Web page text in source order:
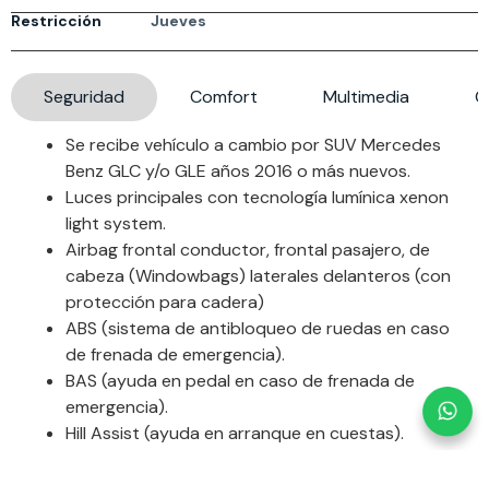
Restricción
Jueves
Seguridad Comfort Multimedia
Se recibe vehículo a cambio por SUV Mercedes
Benz GLC y/o GLE años 2016 o más nuevos.
Luces principales con tecnología lumínica xenon
light system.
Airbag frontal conductor, frontal pasajero, de
cabeza (Windowbags) laterales delanteros (con
protección para cadera)
ABS (sistema de antibloqueo de ruedas en caso
de frenada de emergencia).
BAS (ayuda en pedal en caso de frenada de
emergencia).
Hill Assist (ayuda en arranque en cuestas).